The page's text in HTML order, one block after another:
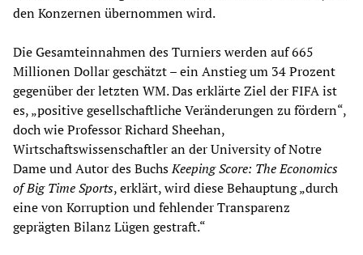
den Konzernen übernommen wird.
Die Gesamteinnahmen des Turniers werden auf 665
Millionen Dollar geschätzt – ein Anstieg um 34 Prozent
gegenüber der letzten WM. Das erklärte Ziel der FIFA ist
es, „positive gesellschaftliche Veränderungen zu fördern“,
doch wie Professor Richard Sheehan,
Wirtschaftswissenschaftler an der University of Notre
Dame und Autor des BuchsKeeping Score: The Economics
of Big Time Sports, erklärt, wird diese Behauptung „durch
eine von Korruption und fehlender Transparenz
geprägten Bilanz Lügen gestraft.“